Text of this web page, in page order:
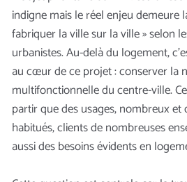
indigne mais le réel enjeu demeure
fabriquer la ville sur la ville » selon
urbanistes. Au-delà du logement,
au cœur de ce projet : conserver la
multifonctionnelle du centre-ville.
partir que des usages, nombreux et
habitués, clients de nombreuses
aussi des besoins évidents en